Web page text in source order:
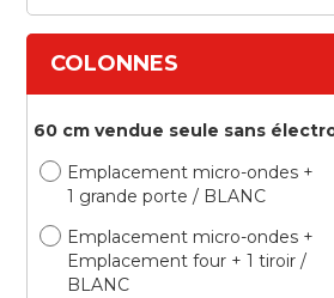
COLONNES
60 cm vendue seule sans
Emplacement micro-ondes +
1 grande porte / BLANC
Emplacement micro-ondes +
Emplacement four + 1 tiroir /
BLANC